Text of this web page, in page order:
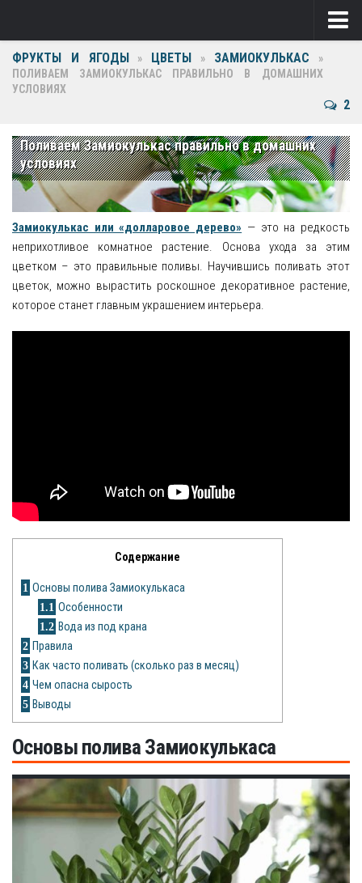
Ягоды
Крыжовник
Фрукты
Груша
Ежевика
Слива
Орхидея
Драцена
Замиокулькас
ФРУКТЫ И ЯГОДЫ » ЦВЕТЫ » ЗАМИОКУЛЬКАС »
ПОЛИВАЕМ ЗАМИОКУЛЬКАС ПРАВИЛЬНО В ДОМАШНИХ
УСЛОВИЯХ
2
Поливаем Замиокулькас правильно в домашних
условиях
Замиокулькас или «долларовое дерево» — это на редкость
неприхотливое комнатное растение. Основа ухода за этим
цветком – это правильные поливы. Научившись поливать этот
цветок, можно вырастить роскошное декоративное растение,
которое станет главным украшением интерьера.
Содержание
1 Основы полива Замиокулькаса
1.1 Особенности
1.2 Вода из под крана
2 Правила
3 Как часто поливать (сколько раз в месяц)
4 Чем опасна сырость
5 Выводы
Основы полива Замиокулькаса